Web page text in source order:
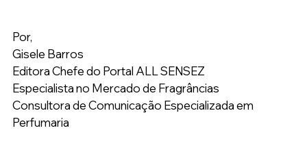
Por,
Gisele Barros
Editora Chefe do Portal ALL SENSEZ
Especialista no Mercado de Fragrâncias
Consultora de Comunicação Especializada em
Perfumaria